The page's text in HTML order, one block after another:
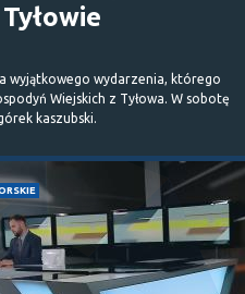
wyjątkowego wydarzenia, którego
Wiejskich z Tyłowa. W sobotę
kaszubski.